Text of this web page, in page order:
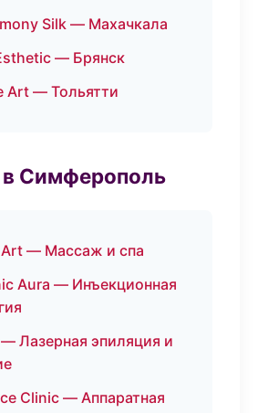
Silk — Махачкала
— Брянск
Art — Тольятти
Симферополь
— Массаж и спа
Aura — Инъекционная
Лазерная эпиляция и
Clinic — Аппаратная